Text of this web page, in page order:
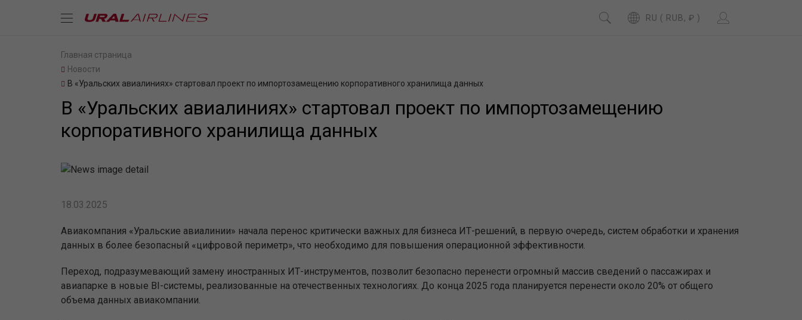
RU ( RUB, ₽ )
Главная страница
Новости
В «Уральских авиалиниях» стартовал проект по импортозамещению корпоративного хранилища данных
В «Уральских авиалиниях» стартовал проект по импортозамещению
корпоративного хранилища данных
18.03.2025
Авиакомпания «Уральские авиалинии» начала перенос критически важных для бизнеса ИТ-решений, в первую очередь, систем обработки и хранения
данных в более безопасный «цифровой периметр», что необходимо для повышения операционной эффективности.
Переход, подразумевающий замену иностранных ИТ-инструментов, позволит безопасно перенести огромный массив сведений о пассажирах и
авиапарке в новые BI-системы, реализованные на отечественных технологиях. До конца 2025 года планируется перенести около 20% от общего
объема данных авиакомпании.